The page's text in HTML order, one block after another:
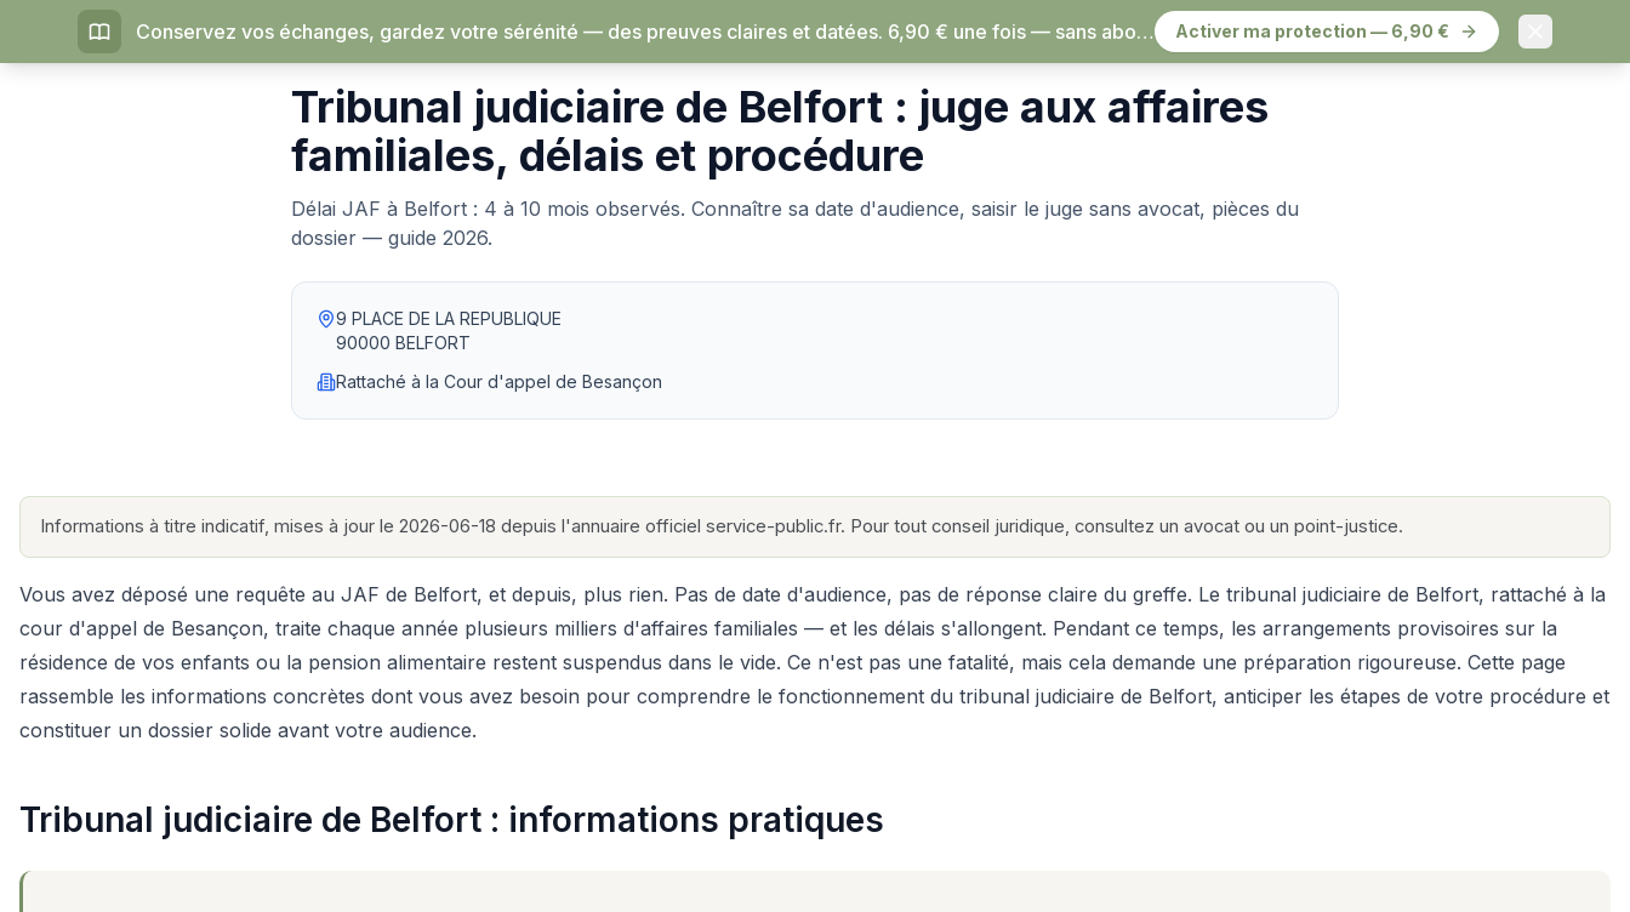
Conservez vos échanges, gardez votre sérénité — des preuves claires et datées. 6,90 € une fois — sans abonnement, rien à résilier. Activer ma protection — 6,90 €
Accueil › Tribunaux judiciaires › Belfort
Tribunal judiciaire de Belfort : juge aux affaires
familiales, délais et procédure
Délai JAF à Belfort : 4 à 10 mois observés. Connaître sa date d'audience, saisir le juge sans avocat, pièces du
dossier — guide 2026.
9 PLACE DE LA REPUBLIQUE
90000 BELFORT
Rattaché à la Cour d'appel de Besançon
Informations à titre indicatif, mises à jour le 2026-06-18 depuis l'annuaire officiel service-public.fr. Pour tout conseil juridique, consultez un avocat ou un point-justice.
Vous avez déposé une requête au JAF de Belfort, et depuis, plus rien. Pas de date d'audience, pas de réponse claire du greffe. Le tribunal judiciaire de Belfort, rattaché à la
cour d'appel de Besançon, traite chaque année plusieurs milliers d'affaires familiales — et les délais s'allongent. Pendant ce temps, les arrangements provisoires sur la
résidence de vos enfants ou la pension alimentaire restent suspendus dans le vide. Ce n'est pas une fatalité, mais cela demande une préparation rigoureuse. Cette page
rassemble les informations concrètes dont vous avez besoin pour comprendre le fonctionnement du tribunal judiciaire de Belfort, anticiper les étapes de votre procédure et
constituer un dossier solide avant votre audience.
Tribunal judiciaire de Belfort : informations pratiques